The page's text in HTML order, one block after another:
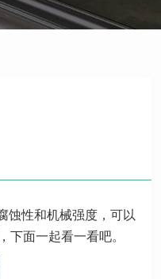
蚀性和机械强度，可以
面一起看一看吧。